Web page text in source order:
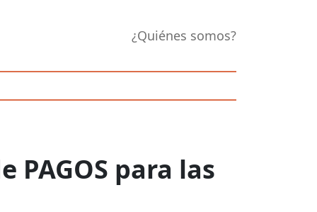
¿Quiénes somos?
PAGOS para las